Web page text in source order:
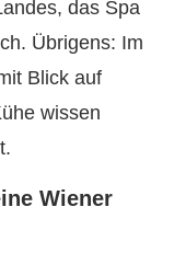
das Spa
Übrigens: Im
Blick auf
wissen
Wiener